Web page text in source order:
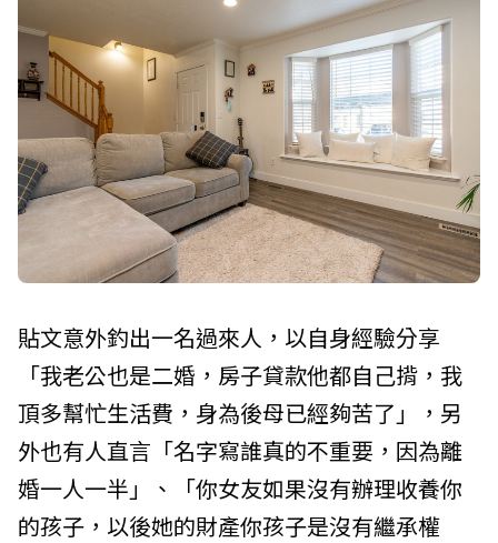
貼文意外釣出一名過來人，以自身經驗分享
「我老公也是二婚，房子貸款他都自己揹，我
頂多幫忙生活費，身為後母已經夠苦了」，另
外也有人直言「名字寫誰真的不重要，因為離
婚一人一半」、「你女友如果沒有辦理收養你
的孩子，以後她的財產你孩子是沒有繼承權